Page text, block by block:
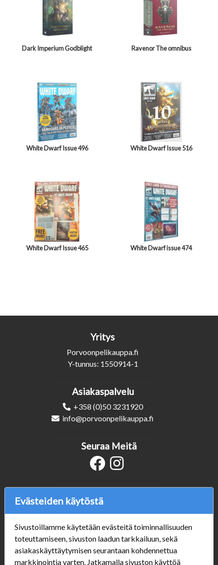
Dark Imperium Godblight Ravenor The omnibus
White Dwarf Issue 496 White Dwarf Issue 516
White Dwarf Issue 465 White Dwarf issue 474
Yritys
Porvoonpelikauppa.fi
Y-tunnus: 1550914-1
Asiakaspalvelu
+358 (0)50 3231920
info@porvoonpelikauppa.fi
#Yhteiskuntavastuu
Tilaus- ja toimitusehdot
ALE TUOTTEET
Mannerheiminkatu 10
Seuraa Meitä
Evästeiden käytöstä
Sivustoillamme käytetään evästeitä toiminnallisuuden
toteuttamiseen, sivuston laadun tarkkailuun, sekä
asiakaskäyttäytymisen seurantaan kohdennettua
markkinointia varten. Jatkamalla sivuston käyttöä